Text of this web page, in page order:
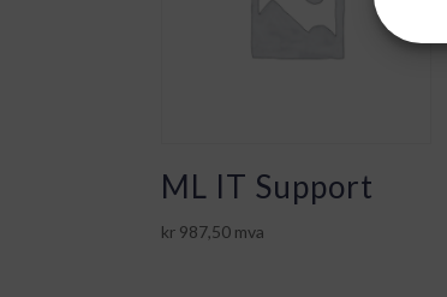
ML IT Support
kr 987,50 mva